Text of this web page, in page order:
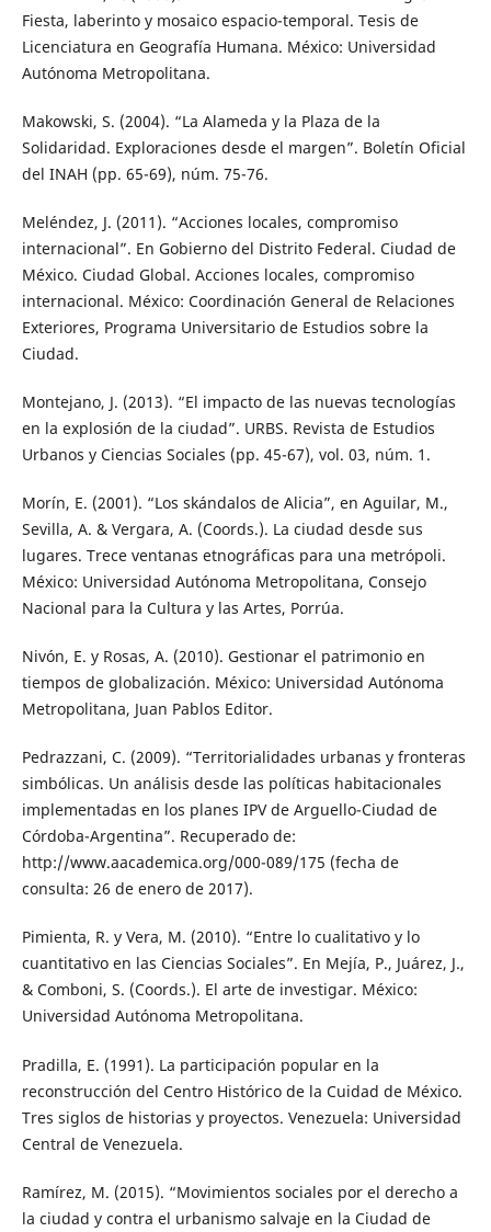
Fiesta, laberinto y mosaico espacio-temporal. Tesis de
Licenciatura en Geografía Humana. México: Universidad
Autónoma Metropolitana.
Makowski, S. (2004). “La Alameda y la Plaza de la
Solidaridad. Exploraciones desde el margen”. Boletín Oficial
del INAH (pp. 65-69), núm. 75-76.
Meléndez, J. (2011). “Acciones locales, compromiso
internacional”. En Gobierno del Distrito Federal. Ciudad de
México. Ciudad Global. Acciones locales, compromiso
internacional. México: Coordinación General de Relaciones
Exteriores, Programa Universitario de Estudios sobre la
Ciudad.
Montejano, J. (2013). “El impacto de las nuevas tecnologías
en la explosión de la ciudad”. URBS. Revista de Estudios
Urbanos y Ciencias Sociales (pp. 45-67), vol. 03, núm. 1.
Morín, E. (2001). “Los skándalos de Alicia”, en Aguilar, M.,
Sevilla, A. & Vergara, A. (Coords.). La ciudad desde sus
lugares. Trece ventanas etnográficas para una metrópoli.
México: Universidad Autónoma Metropolitana, Consejo
Nacional para la Cultura y las Artes, Porrúa.
Nivón, E. y Rosas, A. (2010). Gestionar el patrimonio en
tiempos de globalización. México: Universidad Autónoma
Metropolitana, Juan Pablos Editor.
Pedrazzani, C. (2009). “Territorialidades urbanas y fronteras
simbólicas. Un análisis desde las políticas habitacionales
implementadas en los planes IPV de Arguello-Ciudad de
Córdoba-Argentina”. Recuperado de:
http://www.aacademica.org/000-089/175 (fecha de
consulta: 26 de enero de 2017).
Pimienta, R. y Vera, M. (2010). “Entre lo cualitativo y lo
cuantitativo en las Ciencias Sociales”. En Mejía, P., Juárez, J.,
& Comboni, S. (Coords.). El arte de investigar. México:
Universidad Autónoma Metropolitana.
Pradilla, E. (1991). La participación popular en la
reconstrucción del Centro Histórico de la Cuidad de México.
Tres siglos de historias y proyectos. Venezuela: Universidad
Central de Venezuela.
Ramírez, M. (2015). “Movimientos sociales por el derecho a
la ciudad y contra el urbanismo salvaje en la Ciudad de